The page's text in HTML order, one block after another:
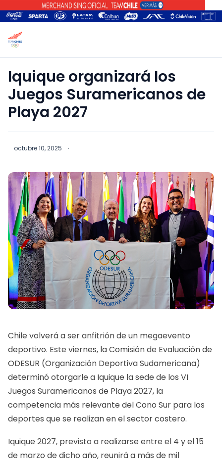
Iquique organizará los
Juegos Suramericanos de
Playa 2027
octubre 10, 2025 ·
Chile volverá a ser anfitrión de un megaevento
deportivo. Este viernes, la Comisión de Evaluación de
ODESUR (Organización Deportiva Sudamericana)
determinó otorgarle a Iquique la sede de los VI
Juegos Suramericanos de Playa 2027, la
competencia más relevante del Cono Sur para los
deportes que se realizan en el sector costero.
Iquique 2027, previsto a realizarse entre el 4 y el 15
de marzo de dicho año, reunirá a más de mil